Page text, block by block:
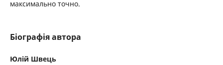
максимально точно.
Біографія автора
Юлій Швець